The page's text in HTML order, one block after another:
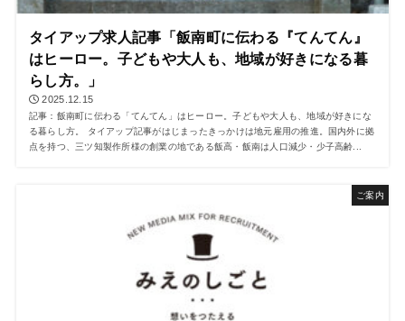
タイアップ求人記事「飯南町に伝わる『てんてん』
はヒーロー。子どもや大人も、地域が好きになる暮
らし方。」
2025.12.15
記事：飯南町に伝わる「てんてん」はヒーロー。子どもや大人も、地域が好きにな
る暮らし方。 タイアップ記事がはじまったきっかけは地元雇用の推進。国内外に拠
点を持つ、三ツ知製作所様の創業の地である飯高・飯南は人口減少・少子高齢...
ご案内